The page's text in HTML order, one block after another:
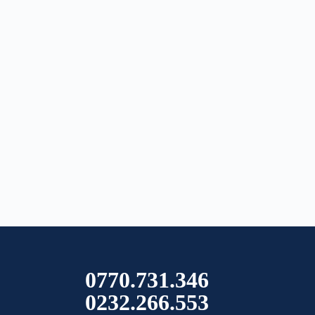
0770.731.346
0232.266.553